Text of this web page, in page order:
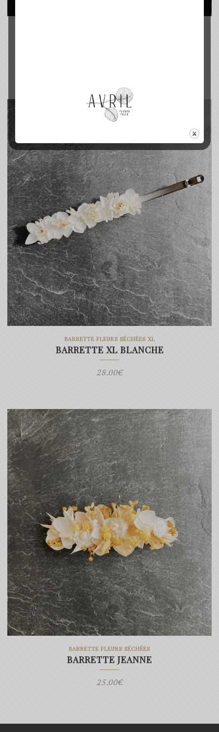
BARRETTE FLEURS SÉCHÉES XL
BARRETTE XL BLANCHE
28.00€
BARRETTE FLEURS SÉCHÉES
BARRETTE JEANNE
25.00€